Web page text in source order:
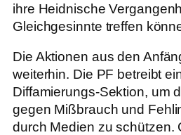
ihre Heidnische
Gleichgesinnte treffen
Die Aktionen aus den
weiterhin. Die PF betreibt
Diffamierungs-Sektion, um
gegen Mißbrauch und
durch Medien zu schützen.